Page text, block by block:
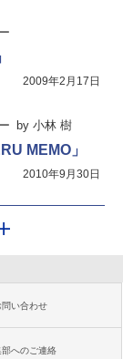
2009年2月17日
by 小林 樹
MEMO」
2010年9月30日
問い合わせ
部へのご連絡